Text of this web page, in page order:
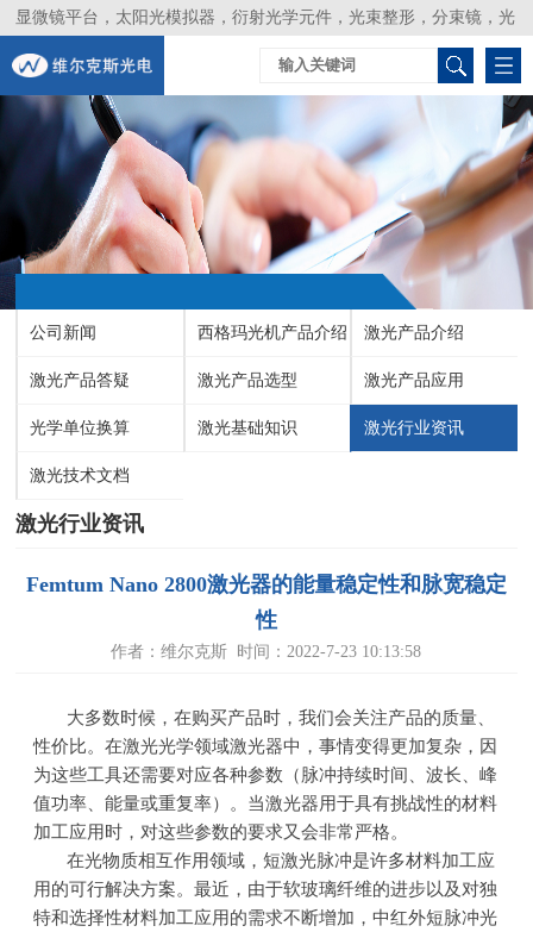
显微镜平台，太阳光模拟器，衍射光学元件，光束整形，分束镜，光
谱仪，生物激光器，光束分析仪，Layertec
公司新闻 西格玛光机产品介绍 激光产品介绍
激光产品答疑 激光产品选型 激光产品应用
光学单位换算 激光基础知识 激光行业资讯
激光技术文档
激光行业资讯
Femtum Nano 2800激光器的能量稳定性和脉宽稳定
性
作者：维尔克斯 时间：2022-7-23 10:13:58
大多数时候，在购买产品时，我们会关注产品的质量、
性价比。在激光光学领域激光器中，事情变得更加复杂，因
为这些工具还需要对应各种参数（脉冲持续时间、波长、峰
值功率、能量或重复率）。当激光器用于具有挑战性的材料
加工应用时，对这些参数的要求又会非常严格。
在光物质相互作用领域，短激光脉冲是许多材料加工应
用的可行解决方案。最近，由于软玻璃纤维的进步以及对独
特和选择性材料加工应用的需求不断增加，中红外短脉冲光